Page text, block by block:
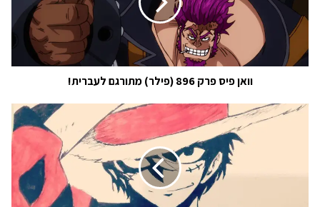
מתורגם
לעברית!
וואן פיס פרק 896 (פילר) מתורגם לעברית!
וואן